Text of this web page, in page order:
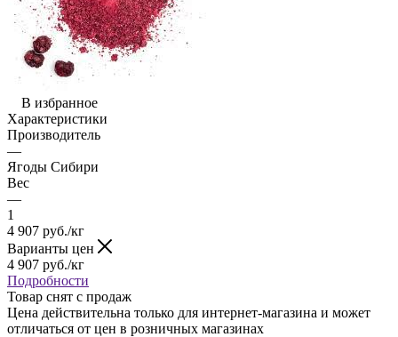
В избранное
Характеристики
Производитель
—
Ягоды Сибири
Вес
—
1
4 907 руб./кг
Варианты цен
4 907 руб./кг
Подробности
Товар снят с продаж
Цена действительна только для интернет-магазина и может
отличаться от цен в розничных магазинах